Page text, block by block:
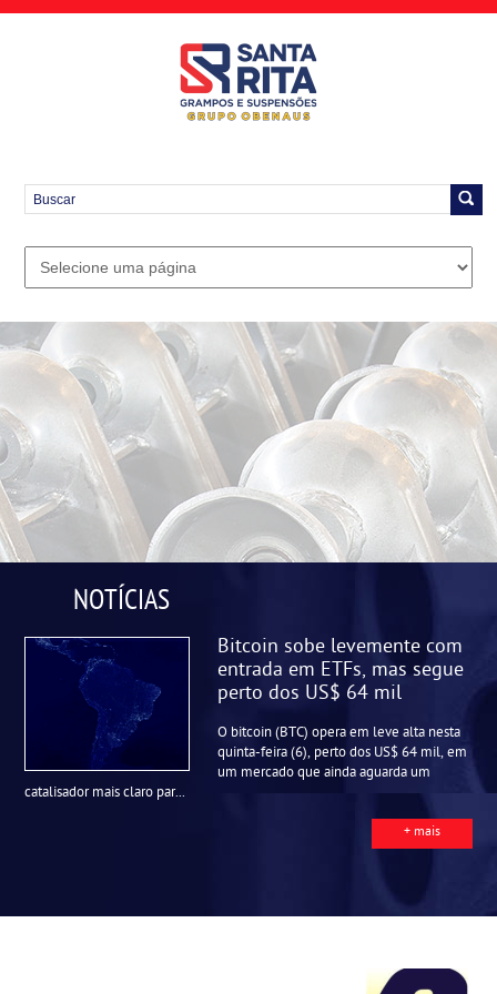
NOTÍCIAS
Bitcoin sobe levemente com
entrada em ETFs, mas segue
perto dos US$ 64 mil
O bitcoin (BTC) opera em leve alta nesta
quinta-feira (6), perto dos US$ 64 mil, em
um mercado que ainda aguarda um
catalisador mais claro par...
+ mais